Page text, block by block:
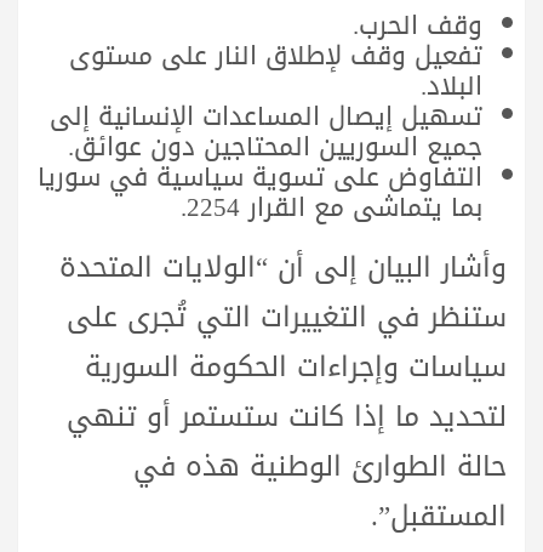
وقف الحرب.
تفعيل وقف لإطلاق النار على مستوى
البلاد.
تسهيل إيصال المساعدات الإنسانية إلى
جميع السوريين المحتاجين دون عوائق.
التفاوض على تسوية سياسية في سوريا
بما يتماشى مع القرار 2254.
وأشار البيان إلى أن “الولايات المتحدة
ستنظر في التغييرات التي تُجرى على
سياسات وإجراءات الحكومة السورية
لتحديد ما إذا كانت ستستمر أو تنهي
حالة الطوارئ الوطنية هذه في
المستقبل”.